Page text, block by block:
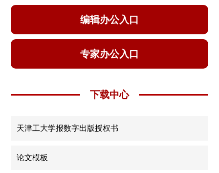
编辑办公入口
专家办公入口
下载中心
天津工大学报数字出版授权书
论文模板